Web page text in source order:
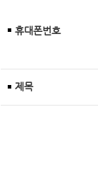
휴대폰번호
제목